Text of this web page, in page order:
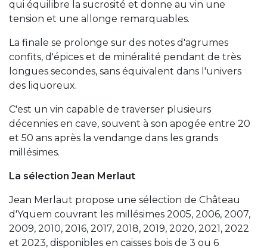
qui équilibre la sucrosité et donne au vin une
tension et une allonge remarquables.
La finale se prolonge sur des notes d'agrumes
confits, d'épices et de minéralité pendant de très
longues secondes, sans équivalent dans l'univers
des liquoreux.
C'est un vin capable de traverser plusieurs
décennies en cave, souvent à son apogée entre 20
et 50 ans après la vendange dans les grands
millésimes.
La sélection Jean Merlaut
Jean Merlaut propose une sélection de Château
d'Yquem couvrant les millésimes 2005, 2006, 2007,
2009, 2010, 2016, 2017, 2018, 2019, 2020, 2021, 2022
et 2023, disponibles en caisses bois de 3 ou 6